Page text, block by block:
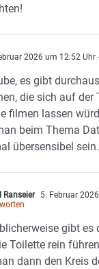
2026 um 12:52 Uhr
es gibt
die sich auf der
filmen lassen
beim Thema
übersensibel sein.
Ranseier 5. Februar
gibt es
Toilette rein
dann den Kreis